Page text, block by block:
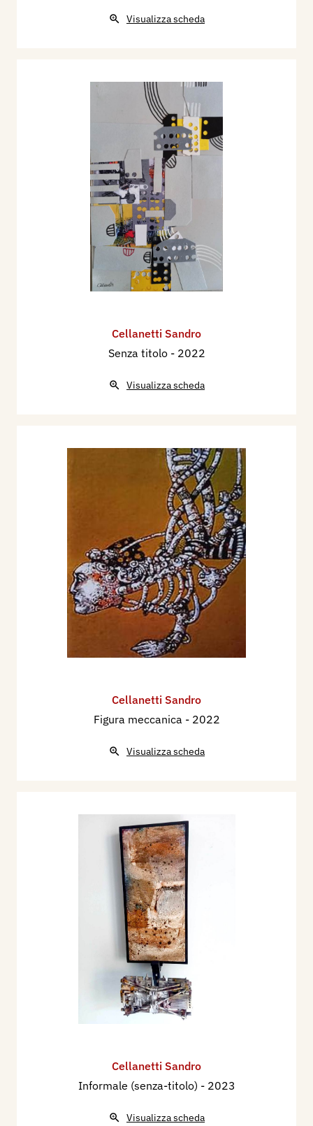
Visualizza scheda
Cellanetti Sandro
Senza titolo - 2022
Visualizza scheda
Cellanetti Sandro
Figura meccanica - 2022
Visualizza scheda
Cellanetti Sandro
Informale (senza-titolo) - 2023
Visualizza scheda